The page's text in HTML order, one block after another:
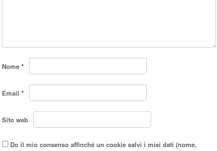
Nome*
Email*
Sito web
Do il mio consenso affinché un cookie salvi i miei dati (nome,